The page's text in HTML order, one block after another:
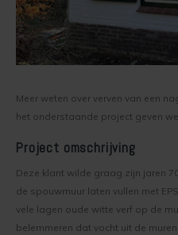
Werkwijze binnenmuur verven
Keim mineraalverf
Bakstenen muur verven
Gestucte muur verven
Spachtelputz verven
Keim Avantgarde
Keim Kleurenwaaier RAL
Keim Edition Historisch
Keim Optil Monochrome
Keim Soldalan Monochrome
Optil
Biosil
Soliprim
Athenit-Lucente
Block-Primer
Vragen over het Kopen
Veel Gestelde Vragen
Retour
Uitvoering
Keim en Duurzaamheid
Gestucte buitenmuur verven
Meer weten over verven van een
het onderstaande project geven
Project omschrijving
Deze klant wilde graag zijn jaren
de spouwmuur laten vullen met
vele lagen oude witte verf op de
belemmeren dat vocht uit de